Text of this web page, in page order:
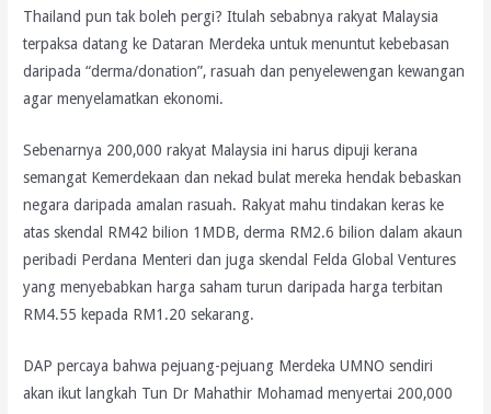
Thailand pun tak boleh pergi? Itulah sebabnya rakyat Malaysia
terpaksa datang ke Dataran Merdeka untuk menuntut kebebasan
daripada “derma/donation”, rasuah dan penyelewengan kewangan
agar menyelamatkan ekonomi.
Sebenarnya 200,000 rakyat Malaysia ini harus dipuji kerana
semangat Kemerdekaan dan nekad bulat mereka hendak bebaskan
negara daripada amalan rasuah. Rakyat mahu tindakan keras ke
atas skendal RM42 bilion 1MDB, derma RM2.6 bilion dalam akaun
peribadi Perdana Menteri dan juga skendal Felda Global Ventures
yang menyebabkan harga saham turun daripada harga terbitan
RM4.55 kepada RM1.20 sekarang.
DAP percaya bahwa pejuang-pejuang Merdeka UMNO sendiri
akan ikut langkah Tun Dr Mahathir Mohamad menyertai 200,000